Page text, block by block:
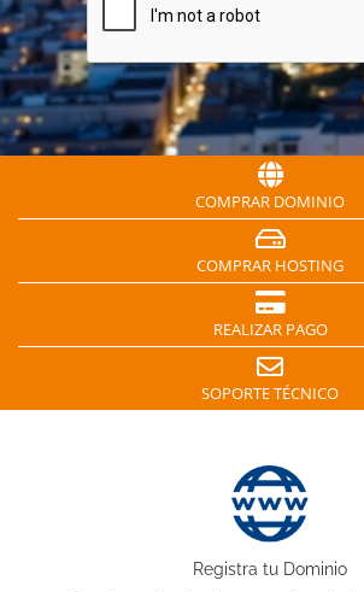
COMPRAR DOMINIO
COMPRAR HOSTING
REALIZAR PAGO
SOPORTE TÉCNICO
Registra tu Dominio